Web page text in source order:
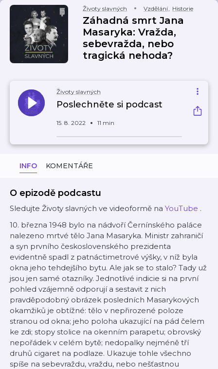
Životy slavných Vzdělání, Historie
Záhadná smrt Jana
Masaryka: Vražda,
sebevražda, nebo
tragická nehoda?
Životy slavných
Poslechněte si podcast
15. 8. 2022 11 min
INFO KOMENTÁŘE
O epizodě podcastu
Sledujte Životy slavných ve videoformě na YouTube .
10. března 1948 bylo na nádvoří Černínského paláce
nalezeno mrtvé tělo Jana Masaryka. Ministr zahraničí
a syn prvního československého prezidenta
evidentně spadl z patnáctimetrové výšky, v níž byla
okna jeho tehdejšího bytu. Ale jak se to stalo? Tady už
jsou jen samé otazníky. Jednotlivé indicie si na první
pohled vzájemně odporují a sestavit z nich
pravděpodobný obrázek posledních Masarykových
okamžiků je obtížné: tělo v nepřirozené poloze
stranou od okna; jeho poloha ukazující na pád čelem
ke zdi; stopy stolice na okenním parapetu; obrovský
nepořádek v celém bytě; nedopalky nejméně tří
druhů cigaret na podlaze. Ukazuje tohle všechno
spíše na sebevraždu, vraždu, nebo nešťastnou